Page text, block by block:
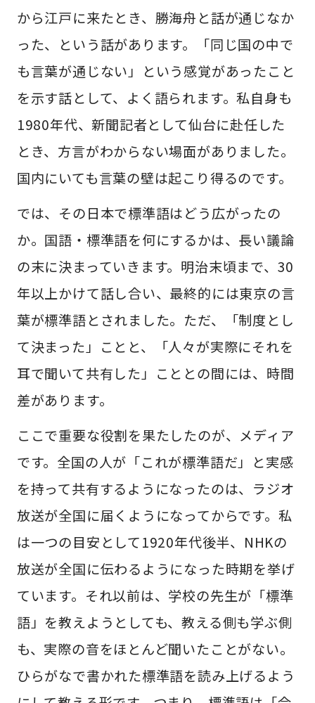
から江戸に来たとき、勝海舟と話が通じなか
った、という話があります。「同じ国の中で
も言葉が通じない」という感覚があったこと
を示す話として、よく語られます。私自身も
1980年代、新聞記者として仙台に赴任した
とき、方言がわからない場面がありました。
国内にいても言葉の壁は起こり得るのです。
では、その日本で標準語はどう広がったの
か。国語・標準語を何にするかは、長い議論
の末に決まっていきます。明治末頃まで、30
年以上かけて話し合い、最終的には東京の言
葉が標準語とされました。ただ、「制度とし
て決まった」ことと、「人々が実際にそれを
耳で聞いて共有した」こととの間には、時間
差があります。
ここで重要な役割を果たしたのが、メディア
です。全国の人が「これが標準語だ」と実感
を持って共有するようになったのは、ラジオ
放送が全国に届くようになってからです。私
は一つの目安として1920年代後半、NHKの
放送が全国に伝わるようになった時期を挙げ
ています。それ以前は、学校の先生が「標準
語」を教えようとしても、教える側も学ぶ側
も、実際の音をほとんど聞いたことがない。
ひらがなで書かれた標準語を読み上げるよう